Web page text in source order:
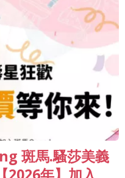
斑馬.騷莎美義